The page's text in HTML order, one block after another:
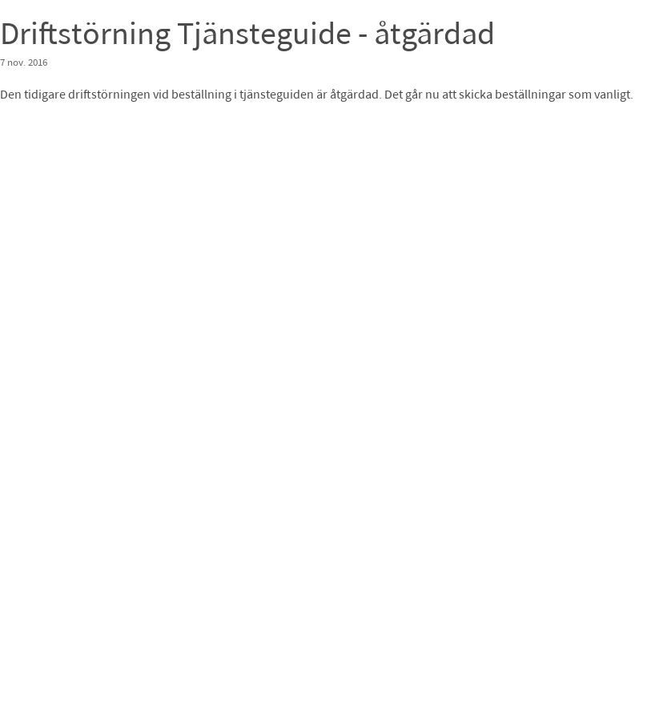
Driftstörning Tjänsteguide - åtgärdad
7 nov. 2016
Den tidigare driftstörningen vid beställning i tjänsteguiden är åtgärdad. Det går nu att skicka beställningar som vanligt.